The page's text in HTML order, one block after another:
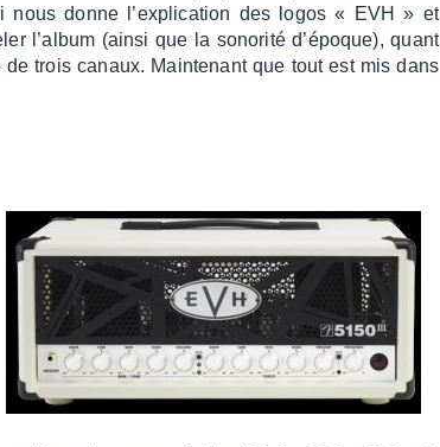
donne l’ex­pli­ca­tion des logos « EVH » et
l’al­bum (ainsi que la sono­rité d’époque), quant
trois canaux. Main­te­nant que tout est mis dans